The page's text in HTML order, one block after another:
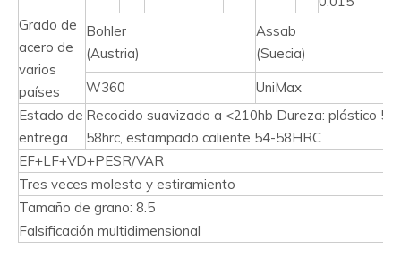
Grado de
acero de
varios
países
Bohler
(Austria)
Assab
(Suecia)
W360
UniMax
Estado de
entrega
Recocido suavizado a <210hb Dureza: plástico 50-
58hrc, estampado caliente 54-58HRC
EF+LF+VD+PESR/VAR
Tres veces molesto y estiramiento
Tamaño de grano: 8.5
Falsificación multidimensional